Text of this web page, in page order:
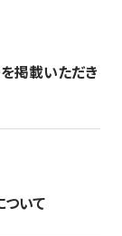
掲載いただき
ついて